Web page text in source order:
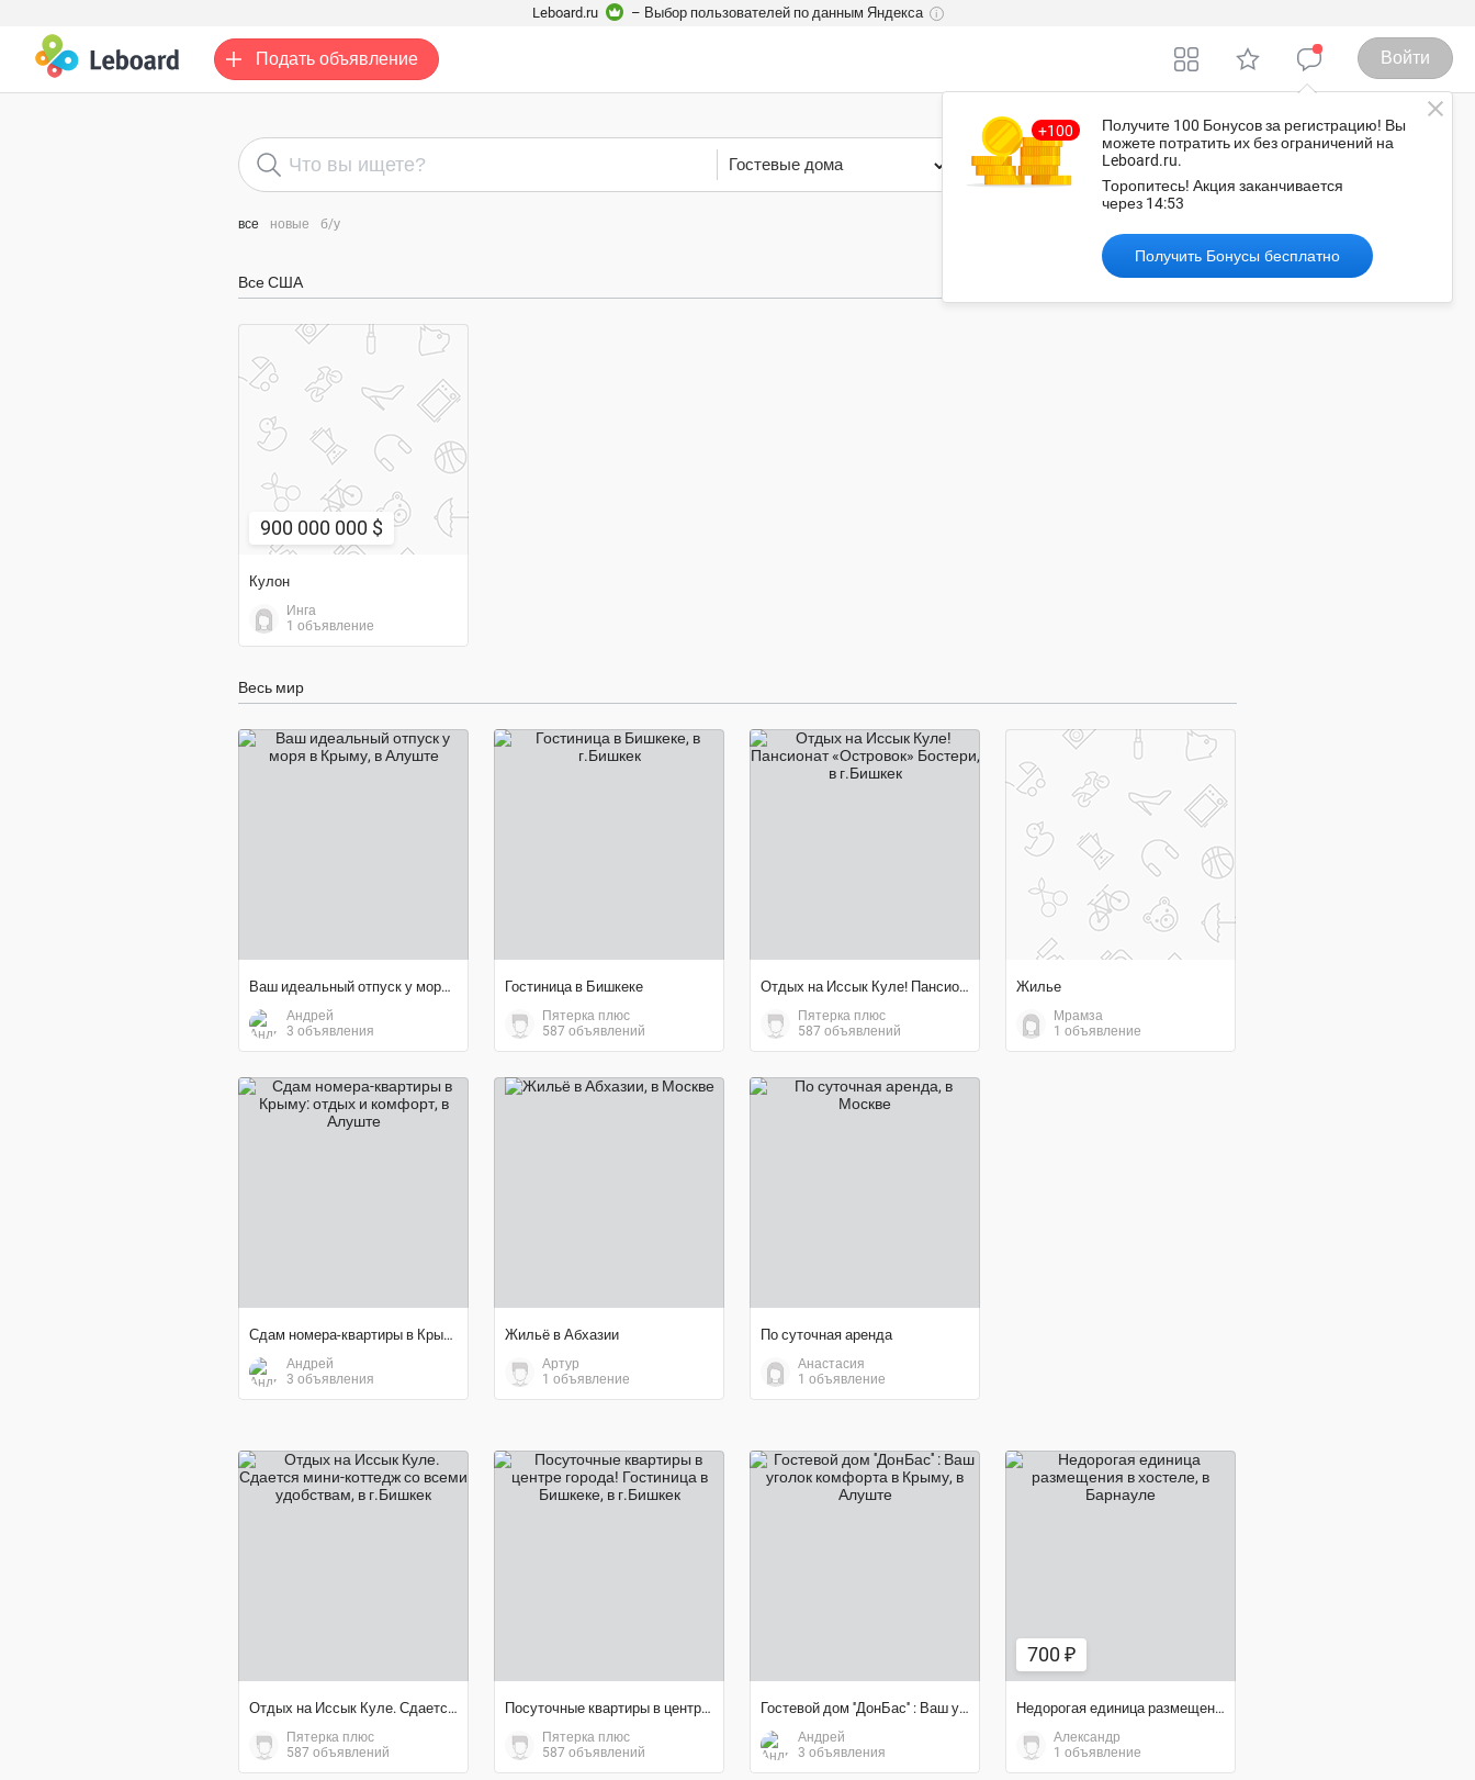
Leboard.ru – Выбор пользователей по данным Яндекса i
Подать объявление Войти
Получите 100 Бонусовза регистрацию! Вы
можете потратить их без ограничений на
Leboard.ru.
Торопитесь! Акция заканчивается
через 14:52
Получить Бонусы бесплатно
Гостевые дома Кеймбридж
все новые б/у
Все США
900 000 000 $
Кулон
Инга
1 объявление
900 000 000 $
Весь мир
Ваш идеальный отпуск у моря в Крыму
Андрей
3 объявления
Гостиница в Бишкеке
Пятерка плюс
587 объявлений
Отдых на Иссык Куле! Пансионат «Островок» Бостери
Пятерка плюс
587 объявлений
Жилье
Мрамза
1 объявление
договорная цена
Сдам номера-квартиры в Крыму: отдых и комфорт
Андрей
3 объявления
Жильё в Абхазии
Артур
1 объявление
По суточная аренда
Анастасия
1 объявление
Отдых на Иссык Куле. Сдается мини-коттедж со всеми удобствам
Пятерка плюс
587 объявлений
Посуточные квартиры в центре города! Гостиница в Бишкеке
Пятерка плюс
587 объявлений
Гостевой дом ''ДонБас'' : Ваш уголок комфорта в Крыму
Андрей
3 объявления
700 ₽
Недорогая единица размещения в хостеле
Александр
1 объявление